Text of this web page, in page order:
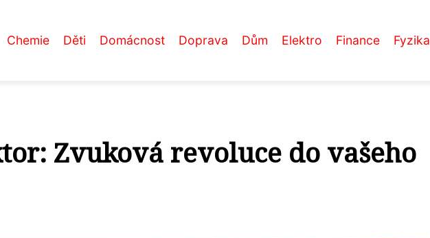
Chemie Děti Domácnost Doprava Dům Elektro Finance Fyzika
Zvuková revoluce do vašeho